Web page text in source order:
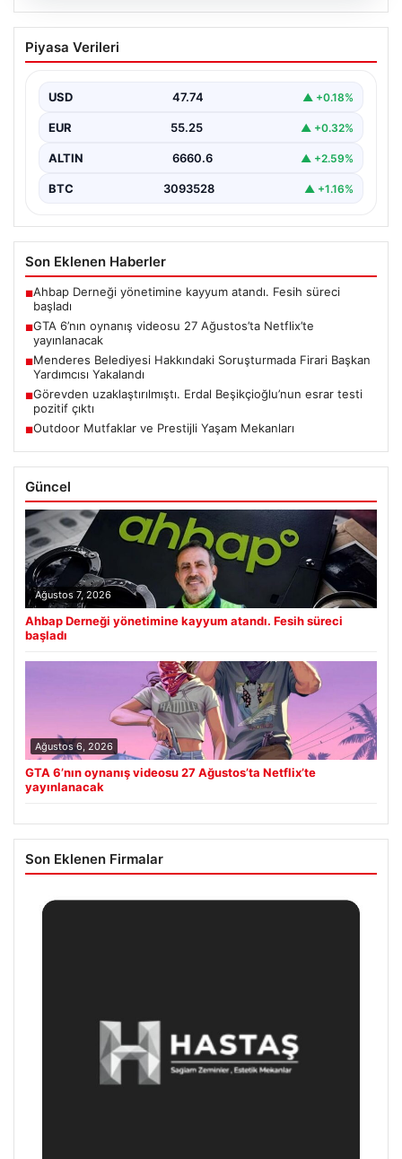
06.08.2026
GTA 6’nın oynanış videosu 27
Ağustos’ta Netflix’te yayınlanacak
27 Ağustos'ta Netflix'te Yayınlanacak", "content":
"Güçlü beklentilerin odağındaki…
Piyasa Verileri
USD 47.74 ▲ +0.18%
EUR 55.25 ▲ +0.32%
ALTIN 6660.6 ▲ +2.59%
BTC 3093528 ▲ +1.16%
Son Eklenen Haberler
■Ahbap Derneği yönetimine kayyum atandı. Fesih süreci
başladı
■GTA 6’nın oynanış videosu 27 Ağustos’ta Netflix’te
yayınlanacak
■Menderes Belediyesi Hakkındaki Soruşturmada Firari Başkan
Yardımcısı Yakalandı
■Görevden uzaklaştırılmıştı. Erdal Beşikçioğlu’nun esrar testi
pozitif çıktı
■Outdoor Mutfaklar ve Prestijli Yaşam Mekanları
Güncel
Ağustos 7, 2026
Ahbap Derneği yönetimine kayyum atandı. Fesih süreci
başladı
Ağustos 6, 2026
GTA 6’nın oynanış videosu 27 Ağustos’ta Netflix’te
yayınlanacak
Son Eklenen Firmalar